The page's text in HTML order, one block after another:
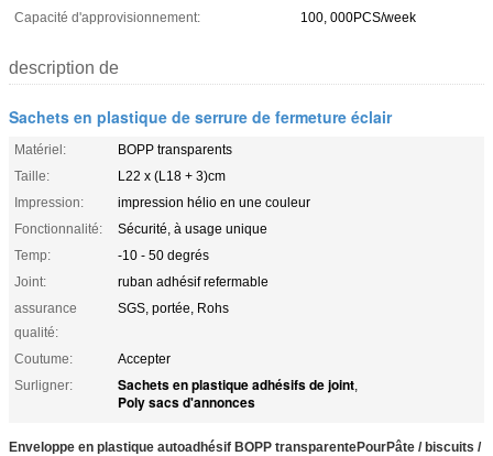
Capacité d'approvisionnement:
100, 000PCS/week
description de
Sachets en plastique de serrure de fermeture éclair
Matériel:
BOPP transparents
Taille:
L22 x (L18 + 3)cm
Impression:
impression hélio en une couleur
Fonctionnalité:
Sécurité, à usage unique
Temp:
-10 - 50 degrés
Joint:
ruban adhésif refermable
assurance
qualité:
SGS, portée, Rohs
Coutume:
Accepter
Surligner:
Sachets en plastique adhésifs de joint,
Poly sacs d'annonces
Enveloppe en plastique autoadhésif BOPP transparentePourPâte / biscuits /